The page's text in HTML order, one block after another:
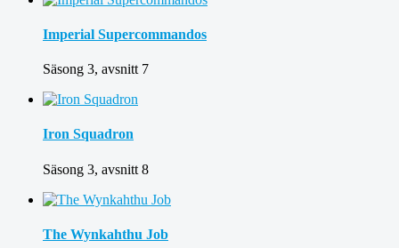
Imperial Supercommandos
Säsong 3, avsnitt 7
Iron Squadron
Säsong 3, avsnitt 8
The Wynkahthu Job